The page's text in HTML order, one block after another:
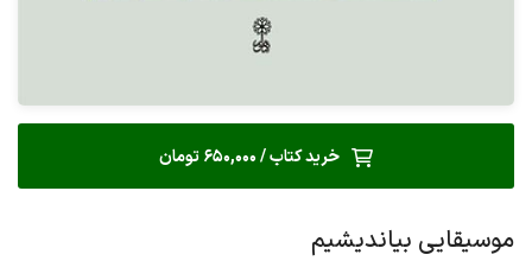
خرید کتاب / 650,000 تومان
موسیقایی بیاندیشیم